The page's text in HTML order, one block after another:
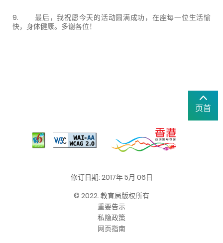
9. 最后，我祝愿今天的活动圆满成功，在座每一位生活愉
快，身体健康。多谢各位！
页首
修订日期: 2017年 5月 06日
© 2022. 教育局版权所有
重要告示
私隐政策
网页指南